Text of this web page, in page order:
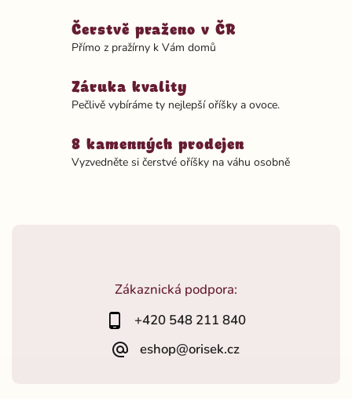
Čerstvě praženo v ČR
Přímo z pražírny k Vám domů
Záruka kvality
Pečlivě vybíráme ty nejlepší oříšky a ovoce.
8 kamenných prodejen
Vyzvedněte si čerstvé oříšky na váhu osobně
Zákaznická podpora:
+420 548 211 840
eshop@orisek.cz